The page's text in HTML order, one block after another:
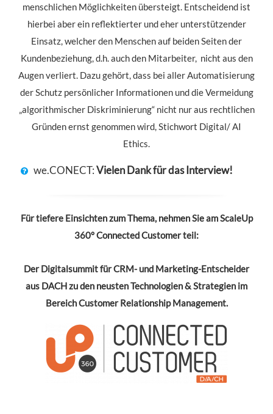
menschlichen Möglichkeiten übersteigt. Entscheidend ist
hierbei aber ein reflektierter und eher unterstützender
Einsatz, welcher den Menschen auf beiden Seiten der
Kundenbeziehung, d.h. auch den Mitarbeiter, nicht aus den
Augen verliert. Dazu gehört, dass bei aller Automatisierung
der Schutz persönlicher Informationen und die Vermeidung
„algorithmischer Diskriminierung“ nicht nur aus rechtlichen
Gründen ernst genommen wird, Stichwort Digital/ AI
Ethics.
we.CONECT:Vielen Dank für das Interview!
Für tiefere Einsichten zum Thema, nehmen Sie am ScaleUp
360° Connected Customer teil:
Der Digitalsummit für CRM- und Marketing-Entscheider
aus DACH zu den neusten Technologien & Strategien im
Bereich Customer Relationship Management.